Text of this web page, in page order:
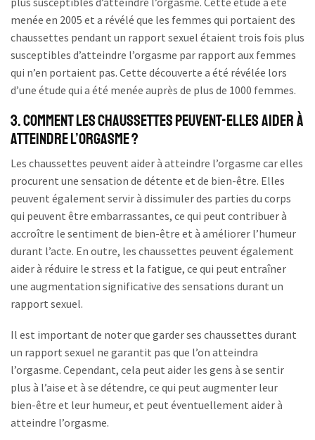
menée en 2005 et a révélé que les femmes qui portaient des
chaussettes pendant un rapport sexuel étaient trois fois plus
susceptibles d’atteindre l’orgasme par rapport aux femmes
qui n’en portaient pas. Cette découverte a été révélée lors
d’une étude qui a été menée auprès de plus de 1000 femmes.
3. Comment les chaussettes peuvent-elles aider à
atteindre l’orgasme ?
Les chaussettes peuvent aider à atteindre l’orgasme car elles
procurent une sensation de détente et de bien-être. Elles
peuvent également servir à dissimuler des parties du corps
qui peuvent être embarrassantes, ce qui peut contribuer à
accroître le sentiment de bien-être et à améliorer l’humeur
durant l’acte. En outre, les chaussettes peuvent également
aider à réduire le stress et la fatigue, ce qui peut entraîner
une augmentation significative des sensations durant un
rapport sexuel.
Il est important de noter que garder ses chaussettes durant
un rapport sexuel ne garantit pas que l’on atteindra
l’orgasme. Cependant, cela peut aider les gens à se sentir
plus à l’aise et à se détendre, ce qui peut augmenter leur
bien-être et leur humeur, et peut éventuellement aider à
atteindre l’orgasme.